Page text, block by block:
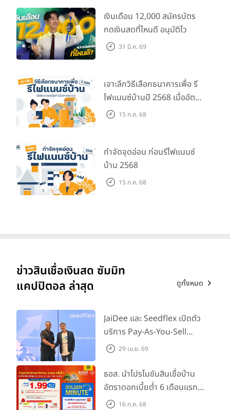
เงินเดือน 12,000 สมัครบัตร
กดเงินสดที่ไหนดี อนุมัติไว
31 มี.ค. 69
เจาะลึกวิธีเลือกธนาคารเพื่อ รี
ไฟแนนซ์บ้านปี 2568 เมื่ออัตรา
ดอกเบี้ยต่ำไม่ใช่คำตอบเดียว
15 ก.ค. 68
กำจัดจุดอ่อน ก่อนรีไฟแนนซ์
บ้าน 2568
15 ก.ค. 68
ข่าวสินเชื่อเงินสด ซัมมิท
แคปปิตอล ล่าสุด
ดูทั้งหมด
JaiDee และ Seedflex เปิดตัว
บริการ Pay-As-You-Sell
Advance ในไทย พร้อมยก
ประกอบการ SME ไทย
29 เม.ย. 69
ธอส. นำโปรโมชันสินเชื่อบ้าน
อัตราดอกเบี้ยต่ำ 6 เดือนแรก
เพียง 1.99% ต่อปี ร่วมงาน
16 ก.ค. 68